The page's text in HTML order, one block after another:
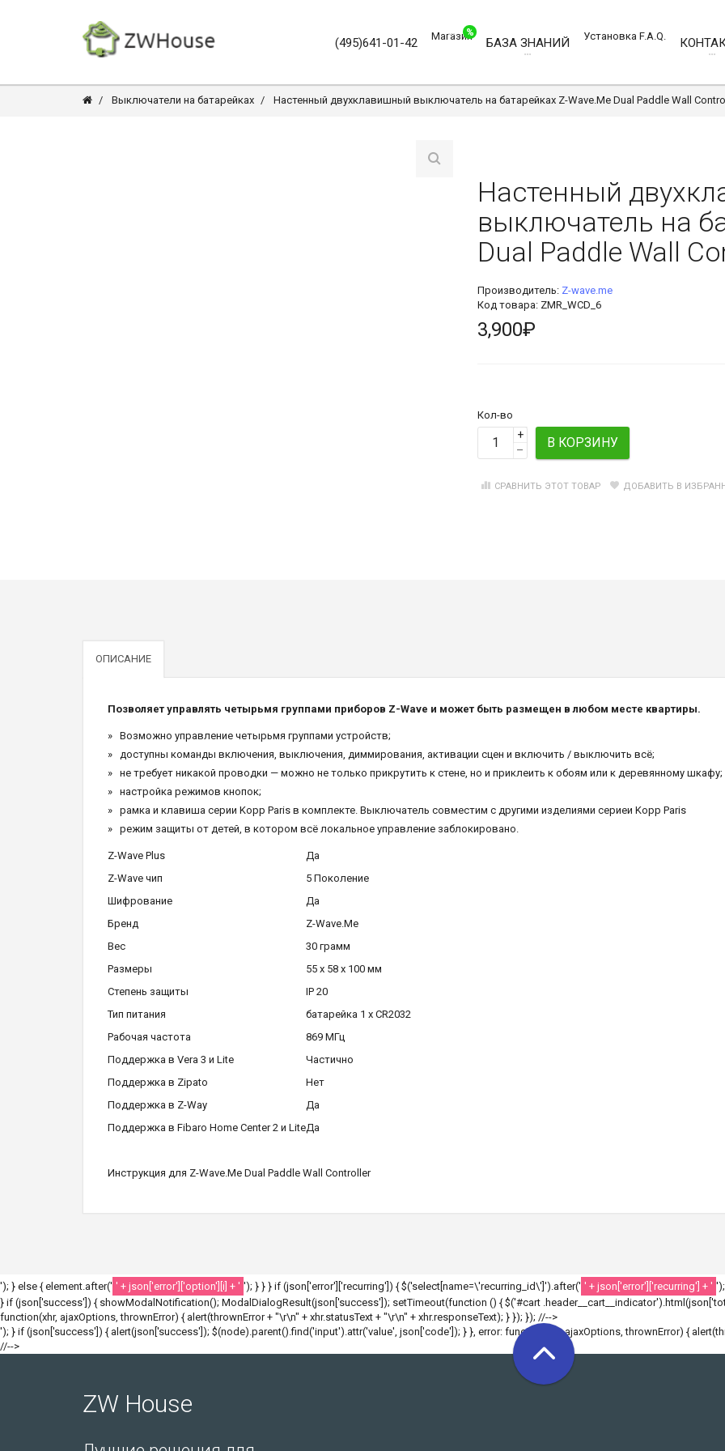
(495)641-01-42 Магазин
%
БАЗА ЗНАНИЙ Установка F.A.Q.
Выключатели на батарейках Настенный двухклавишный выключатель на батарейках Z-Wave.Me Dual Paddle Wall
Настенный
выключатель на
Dual Paddle Wall
Производитель: Z-wave.me
Код товара: ZMR_WCD_6
3,900₽
Кол-во
+
–
В КОРЗИНУ
СРАВНИТЬ ЭТОТ ТОВАР ДОБАВИТЬ В
ОПИСАНИЕ
Позволяет управлять четырьмя группами приборов Z-Wave и может быть размещен в любом месте квартиры.
Возможно управление четырьмя группами устройств;
доступны команды включения, выключения, диммирования, активации сцен и включить / выключить всё;
не требует никакой проводки — можно не только прикрутить к стене, но и приклеить к обоям или к деревянному шкафу;
настройка режимов кнопок;
рамка и клавиша серии Kopp Paris в комплекте. Выключатель совместим с другими изделиями сериеи Kopp Paris
режим защиты от детей, в котором всё локальное управление заблокировано.
Z-Wave Plus
Да
Z-Wave чип
5 Поколение
Шифрование
Да
Бренд
Z-Wave.Me
Вес
30 грамм
Размеры
55 x 58 x 100 мм
Степень защиты
IP 20
Тип питания
батарейка 1 x CR2032
Рабочая частота
869 МГц
Поддержка в Vera 3 и Lite
Частично
Поддержка в Zipato
Нет
Поддержка в Z-Way
Да
Поддержка в Fibaro Home Center 2 и LiteДа
Инструкция для Z-Wave.Me Dual Paddle Wall Controller
'); } else { element.after(' ' + json['error']['option'][i] + ' '); } } } if (json['error']['recurring']) { $('select[name=\'recurring_id\']').after(' ' + json['error']['recurring'] + '
} if (json['success']) { showModalNotification(); ModalDialogResult(json['success']); setTimeout(function () { $('#cart
function(xhr, ajaxOptions, thrownError) { alert(thrownError + "\r\n" + xhr.statusText + "\r\n" + xhr.responseText); } }); }); //-->
'); } if (json['success']) { alert(json['success']); $(node).parent().find('input').attr('value', json['code']); } }, error: function(xhr, ajaxOptions, thrownError) {
//-->
ZW House